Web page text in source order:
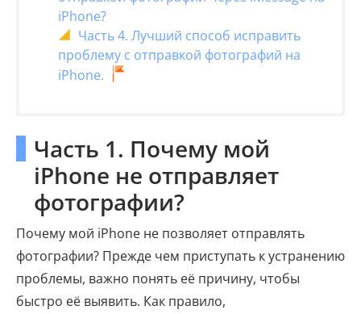
iPhone?
Часть 4. Лучший способ исправить
проблему с отправкой фотографий на
iPhone.
Часть 1. Почему мой
iPhone не отправляет
фотографии?
Почему мой iPhone не позволяет отправлять
фотографии? Прежде чем приступать к устранению
проблемы, важно понять её причину, чтобы
быстро её выявить. Как правило,